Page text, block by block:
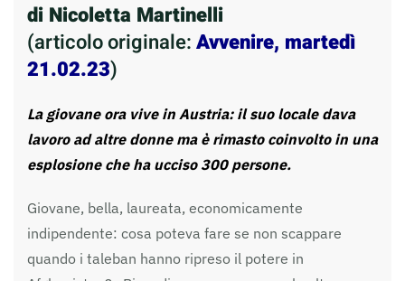
di Nicoletta Martinelli
(articolo originale:Avvenire, martedì
21.02.23)
La giovane ora vive in Austria: il suo locale dava
lavoro ad altre donne ma è rimasto coinvolto in una
esplosione che ha ucciso 300 persone.
Giovane, bella, laureata, economicamente
indipendente: cosa poteva fare se non scappare
quando i taleban hanno ripreso il potere in